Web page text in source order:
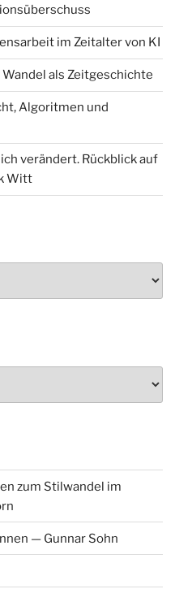
im Zeitalter von KI
als Zeitgeschichte
Algoritmen und
verändert. Rückblick auf
Witt
zum Stilwandel im
— Gunnar Sohn